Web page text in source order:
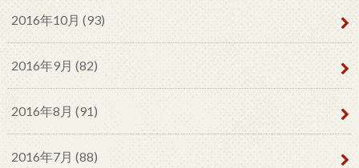
2016年10月 (93)
2016年9月 (82)
2016年8月 (91)
2016年7月 (88)